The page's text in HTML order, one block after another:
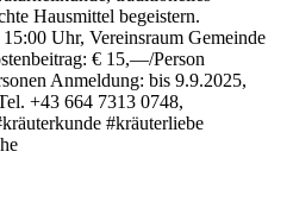
Hausmittel begeistern.
Uhr, Vereinsraum Gemeinde
€ 15,—/Person
Anmeldung: bis 9.9.2025,
+43 664 7313 0748,
#kräuterliebe